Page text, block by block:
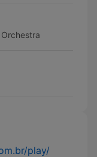
play/